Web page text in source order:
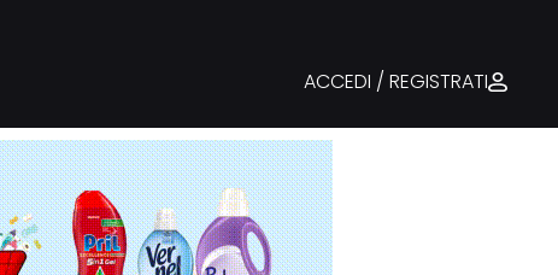
ACCEDI / REGISTRATI